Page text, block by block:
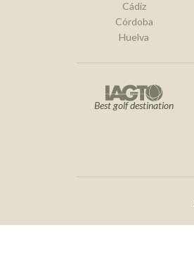
Cádiz
Córdoba
Huelva
Best golf destination